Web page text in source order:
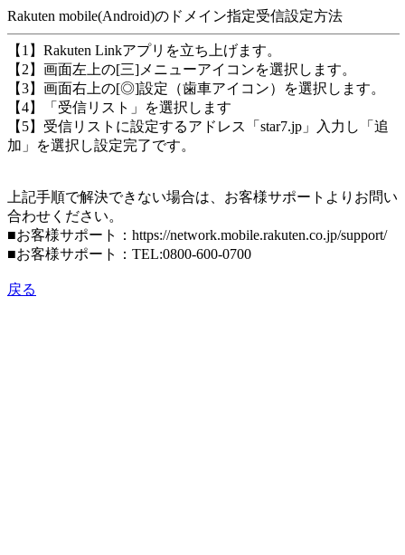
Rakuten mobile(Android)のドメイン指定受信設定方法
【1】Rakuten Linkアプリを立ち上げます。
【2】画面左上の[三]メニューアイコンを選択します。
【3】画面右上の[◎]設定（歯車アイコン）を選択します。
【4】「受信リスト」を選択します
【5】受信リストに設定するアドレス「star7.jp」入力し「追
加」を選択し設定完了です。
上記手順で解決できない場合は、お客様サポートよりお問い
合わせください。
■お客様サポート：https://network.mobile.rakuten.co.jp/support/
■お客様サポート：TEL:0800-600-0700
戻る